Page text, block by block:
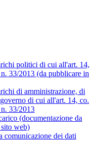
politici di cui all'art. 14,
33/2013 (da pubblicare in
di amministrazione, di
di cui all'art. 14, co.
33/2013
(documentazione da
web)
comunicazione dei dati